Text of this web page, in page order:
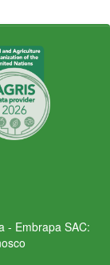
- Embrapa SAC: